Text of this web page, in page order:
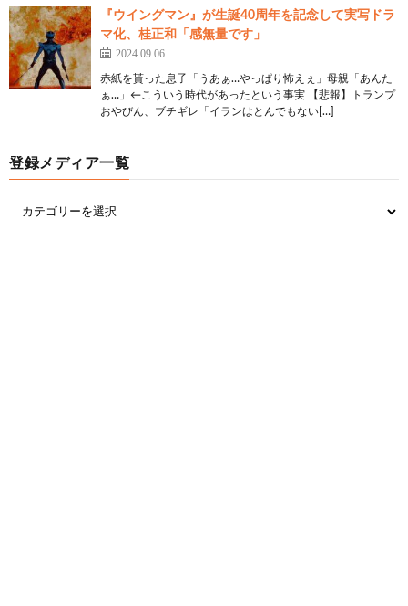
『ウイングマン』が生誕40周年を記念して実写ドラ
マ化、桂正和「感無量です」
2024.09.06
赤紙を貰った息子「うあぁ…やっぱり怖えぇ」母親「あんた
ぁ…」←こういう時代があったという事実 【悲報】トランプ
おやびん、ブチギレ「イランはとんでもない[…]
登録メディア一覧